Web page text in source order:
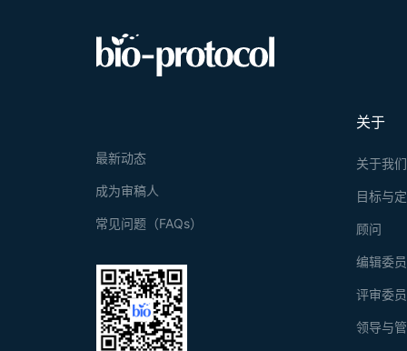
关于
关于我们
目标与
顾问
编辑委
评审委
领导与
最新动态
成为审稿人
常见问题（FAQs）